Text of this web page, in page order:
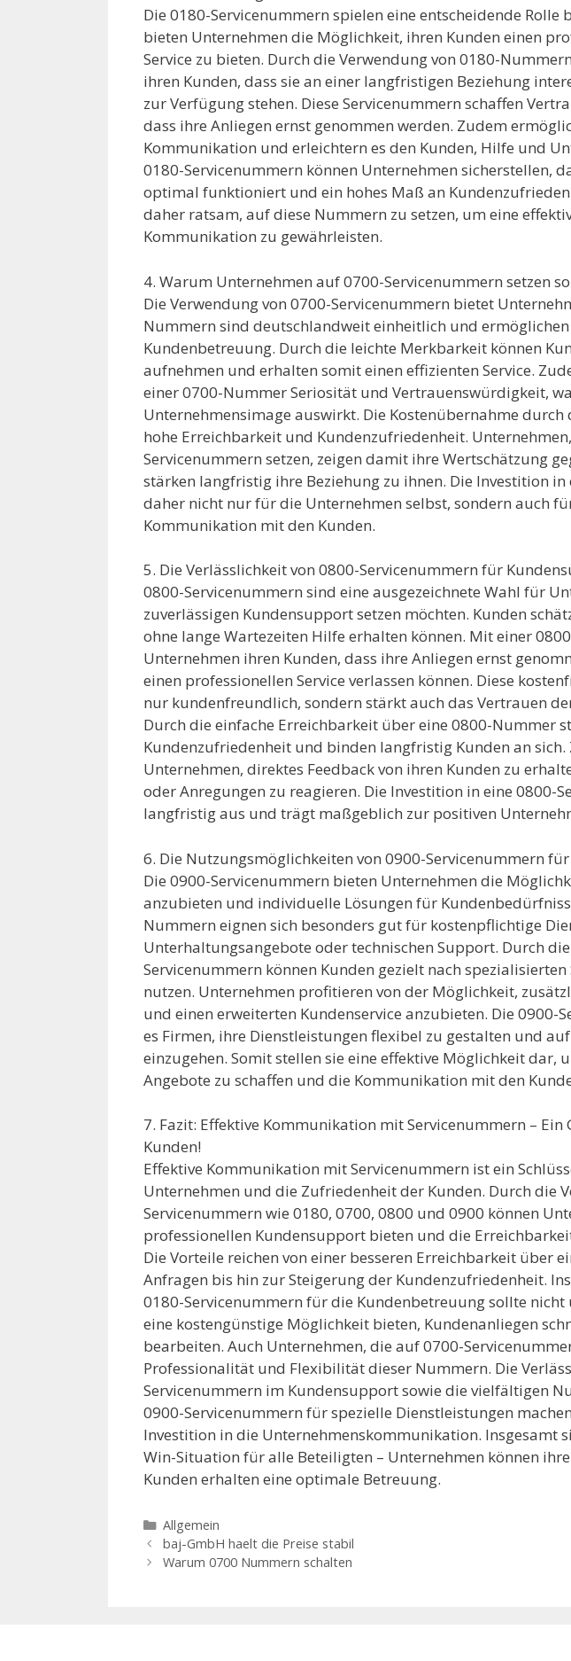
Die 0180-Servicenummern spielen eine entscheidende Rolle
bieten Unternehmen die Möglichkeit, ihren Kunden einen
Service zu bieten. Durch die Verwendung von 0180-
ihren Kunden, dass sie an einer langfristigen Beziehung
zur Verfügung stehen. Diese Servicenummern schaffen
dass ihre Anliegen ernst genommen werden. Zudem
Kommunikation und erleichtern es den Kunden, Hilfe und
0180-Servicenummern können Unternehmen sicherstellen,
optimal funktioniert und ein hohes Maß an
daher ratsam, auf diese Nummern zu setzen, um eine
Kommunikation zu gewährleisten.
4. Warum Unternehmen auf 0700-Servicenummern setzen
Die Verwendung von 0700-Servicenummern bietet
Nummern sind deutschlandweit einheitlich und
Kundenbetreuung. Durch die leichte Merkbarkeit können
aufnehmen und erhalten somit einen effizienten Service.
einer 0700-Nummer Seriosität und Vertrauenswürdigkeit,
Unternehmensimage auswirkt. Die Kostenübernahme
hohe Erreichbarkeit und Kundenzufriedenheit.
Servicenummern setzen, zeigen damit ihre Wertschätzung
stärken langfristig ihre Beziehung zu ihnen. Die Investition
daher nicht nur für die Unternehmen selbst, sondern auch
Kommunikation mit den Kunden.
5. Die Verlässlichkeit von 0800-Servicenummern für
0800-Servicenummern sind eine ausgezeichnete Wahl für
zuverlässigen Kundensupport setzen möchten. Kunden
ohne lange Wartezeiten Hilfe erhalten können. Mit einer
Unternehmen ihren Kunden, dass ihre Anliegen ernst
einen professionellen Service verlassen können. Diese
nur kundenfreundlich, sondern stärkt auch das Vertrauen
Durch die einfache Erreichbarkeit über eine 0800-Nummer
Kundenzufriedenheit und binden langfristig Kunden an
Unternehmen, direktes Feedback von ihren Kunden zu
oder Anregungen zu reagieren. Die Investition in eine 0800-
langfristig aus und trägt maßgeblich zur positiven
6. Die Nutzungsmöglichkeiten von 0900-Servicenummern
Die 0900-Servicenummern bieten Unternehmen die
anzubieten und individuelle Lösungen für
Nummern eignen sich besonders gut für kostenpflichtige
Unterhaltungsangebote oder technischen Support. Durch
Servicenummern können Kunden gezielt nach spezialisierten
nutzen. Unternehmen profitieren von der Möglichkeit,
und einen erweiterten Kundenservice anzubieten. Die 0900-
es Firmen, ihre Dienstleistungen flexibel zu gestalten und
einzugehen. Somit stellen sie eine effektive Möglichkeit dar,
Angebote zu schaffen und die Kommunikation mit den
7. Fazit: Effektive Kommunikation mit Servicenummern –
Kunden!
Effektive Kommunikation mit Servicenummern ist ein
Unternehmen und die Zufriedenheit der Kunden. Durch die
Servicenummern wie 0180, 0700, 0800 und 0900 können
professionellen Kundensupport bieten und die
Die Vorteile reichen von einer besseren Erreichbarkeit über
Anfragen bis hin zur Steigerung der Kundenzufriedenheit.
0180-Servicenummern für die Kundenbetreuung sollte nicht
eine kostengünstige Möglichkeit bieten, Kundenanliegen
bearbeiten. Auch Unternehmen, die auf 0700-
Professionalität und Flexibilität dieser Nummern. Die
Servicenummern im Kundensupport sowie die vielfältigen
0900-Servicenummern für spezielle Dienstleistungen
Investition in die Unternehmenskommunikation. Insgesamt
Win-Situation für alle Beteiligten – Unternehmen können
Kunden erhalten eine optimale Betreuung.
Kategorien
Allgemein
baj-GmbH haelt die Preise stabil
Warum 0700 Nummern schalten